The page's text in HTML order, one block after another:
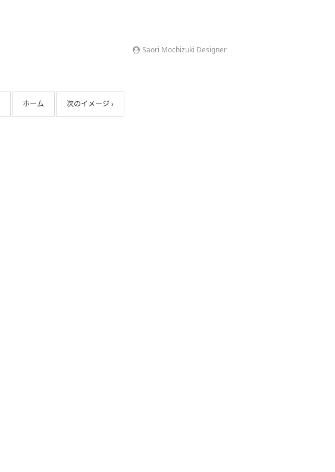
Saori Mochizuki Designer
ホーム 次のイメージ ›